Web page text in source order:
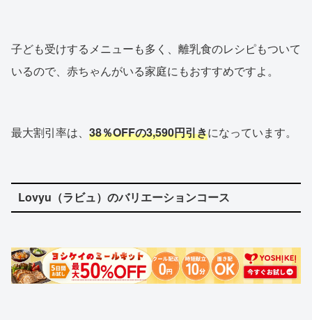
子ども受けするメニューも多く、離乳食のレシピもついて
いるので、赤ちゃんがいる家庭にもおすすめですよ。
最大割引率は、 38％OFFの3,590円引きになっています。
Lovyu（ラビュ）のバリエーションコース